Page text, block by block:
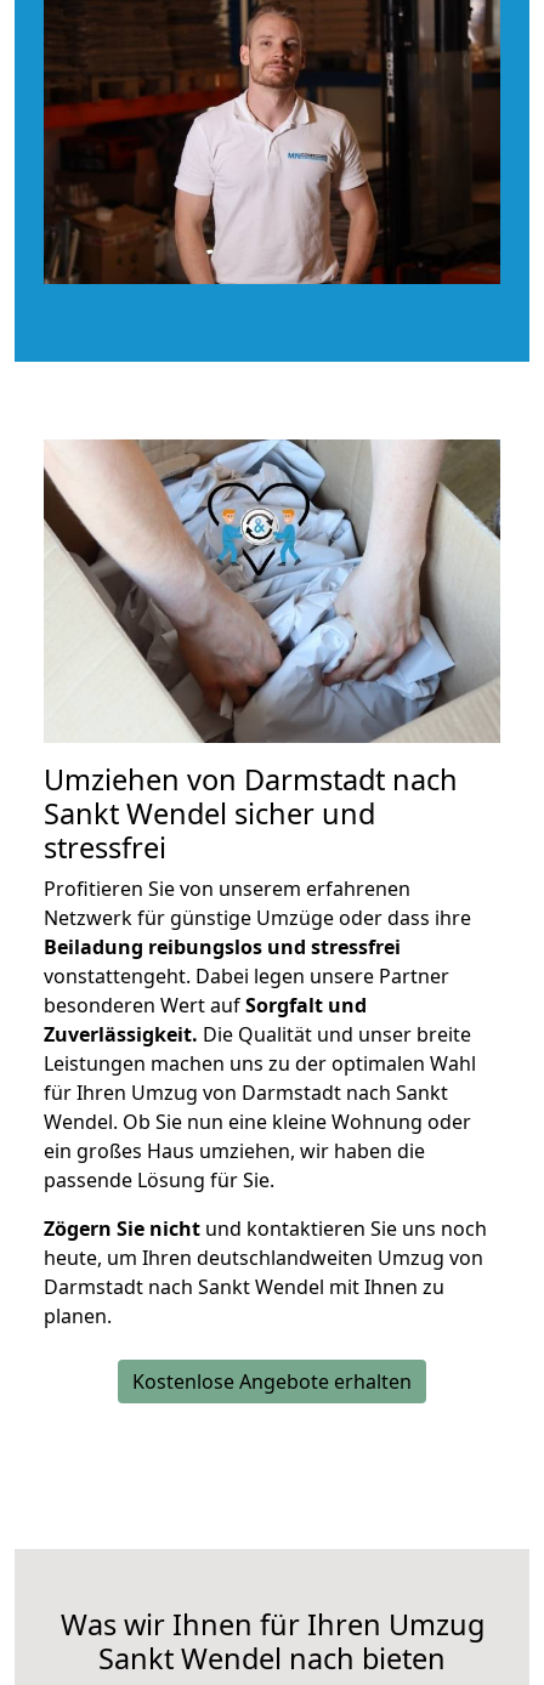
Umziehen von Darmstadt nach
Sankt Wendel sicher und
stressfrei
Profitieren Sie von unserem erfahrenen
Netzwerk für günstige Umzüge oder dass ihre
Beiladung reibungslos und stressfrei
vonstattengeht. Dabei legen unsere Partner
besonderen Wert aufSorgfalt und
Zuverlässigkeit. Die Qualität und unser breite
Leistungen machen uns zu der optimalen Wahl
für Ihren Umzug von Darmstadt nach Sankt
Wendel. Ob Sie nun eine kleine Wohnung oder
ein großes Haus umziehen, wir haben die
passende Lösung für Sie.
Zögern Sie nicht und kontaktieren Sie uns noch
heute, um Ihren deutschlandweiten Umzug von
Darmstadt nach Sankt Wendel mit Ihnen zu
planen.
Kostenlose Angebote erhalten
Was wir Ihnen für Ihren Umzug
Sankt Wendel nach bieten